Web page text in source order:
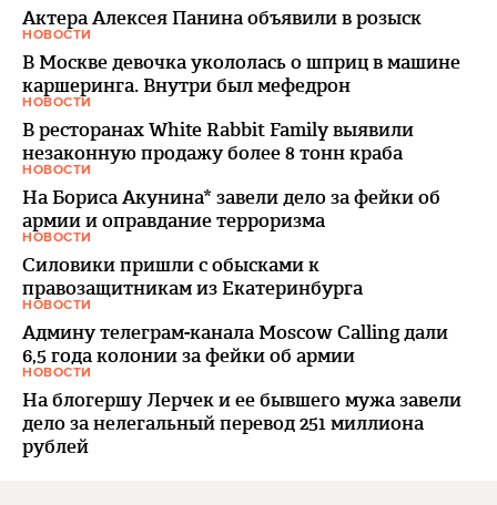
Актера Алексея Панина объявили в розыск
НОВОСТИ
В Москве девочка укололась о шприц в машине
каршеринга. Внутри был мефедрон
НОВОСТИ
В ресторанах White Rabbit Family выявили
незаконную продажу более 8 тонн краба
НОВОСТИ
На Бориса Акунина* завели дело за фейки об
армии и оправдание терроризма
НОВОСТИ
Силовики пришли с обысками к
правозащитникам из Екатеринбурга
НОВОСТИ
Админу телеграм-канала Moscow Calling дали
6,5 года колонии за фейки об армии
НОВОСТИ
На блогершу Лерчек и ее бывшего мужа завели
дело за нелегальный перевод 251 миллиона
рублей